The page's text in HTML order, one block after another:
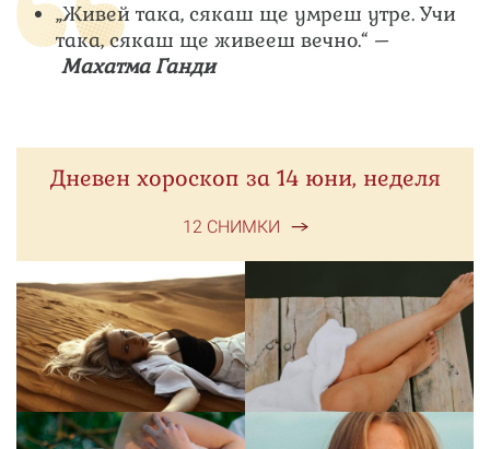
„Живей така, сякаш ще умреш утре. Учи
така, сякаш ще живееш вечно.“ –
Махатма Ганди
Дневен хороскоп за 14 юни, неделя
12 СНИМКИ